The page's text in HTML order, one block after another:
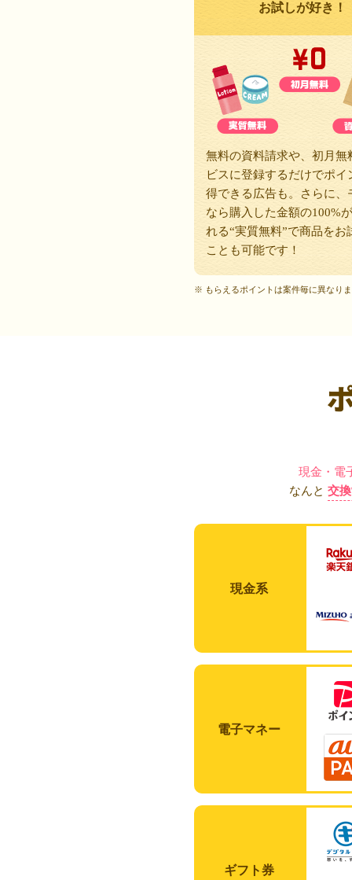
お試しが好き！
無料の資料請求や、初月無
ビスに登録するだけでポイ
得できる広告も。さらに、
なら購入した金額の100%
れる“実質無料”で商品をお
ことも可能です！
※ もらえるポイントは案件毎に異なり
現金・電
なんと 交
現金系
電子マネー
ギフト券